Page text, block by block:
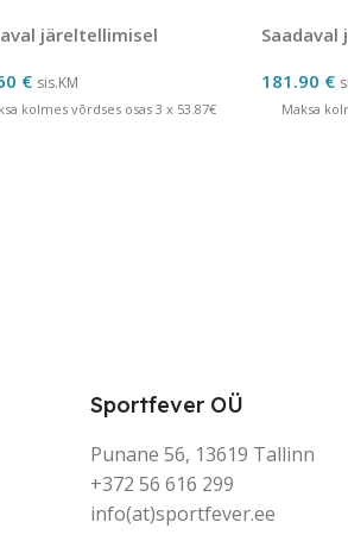
järeltellimisel
€ sis.KM
kolmes võrdses osas 3 x 53.87€
181.90 €
Maksa
Sportfever OÜ
Punane 56, 13619 Tallinn
+372 56 616 299
info(at)sportfever.ee